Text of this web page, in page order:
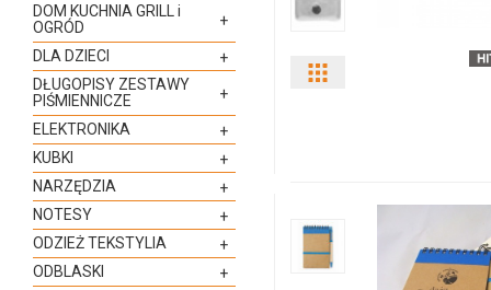
DOM KUCHNIA GRILL i
OGRÓD
+
DLA DZIECI
+
DŁUGOPISY ZESTAWY
PIŚMIENNICZE
+
ELEKTRONIKA
+
KUBKI
+
NARZĘDZIA
+
NOTESY
+
ODZIEŻ TEKSTYLIA
+
ODBLASKI
+
produktu